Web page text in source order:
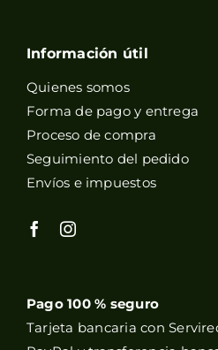
Información útil
Quienes somos
Forma de pago y entrega
Proceso de compra
Seguimiento del pedido
Envíos e impuestos
Pago 100 % seguro
Tarjeta bancaria con